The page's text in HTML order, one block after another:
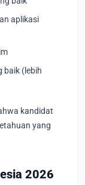
aplikasi
baik (lebih
kandidat
yang
2026